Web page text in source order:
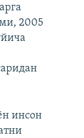
2005
инсон